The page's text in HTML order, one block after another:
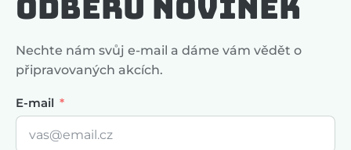
odběru novinek
Nechte nám svůj e-mail a dáme vám vědět o
připravovaných akcích.
E-mail